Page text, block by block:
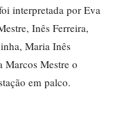
interpretada por Eva
Inês Ferreira,
Maria Inês
Marcos Mestre o
em palco.